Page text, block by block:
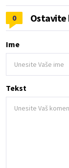
0
Ime
Tekst